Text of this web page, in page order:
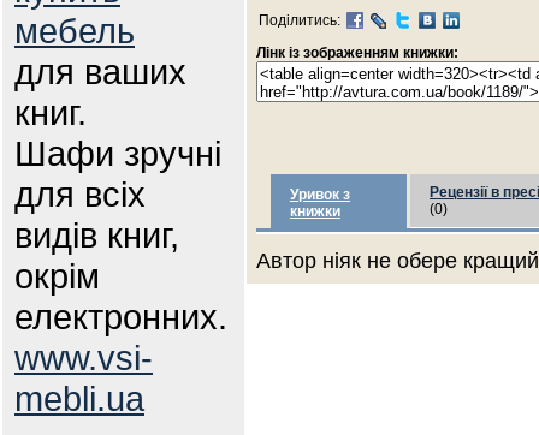
мебель
для ваших
книг.
Шафи зручні
для всіх
видів книг,
окрім
електронних.
www.vsi-
mebli.ua
Поділитись:
Лінк із зображенням книжки:
Уривок з
книжки
Рецензії в пресі
(0)
Автор ніяк не обере